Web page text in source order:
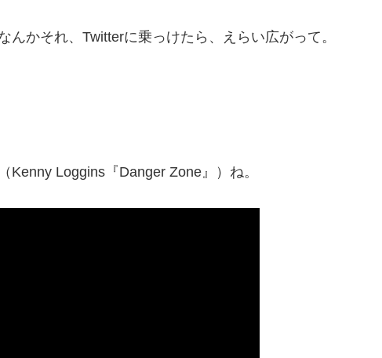
んかそれ、Twitterに乗っけたら、えらい広がって。
Loggins『Danger Zone』）ね。